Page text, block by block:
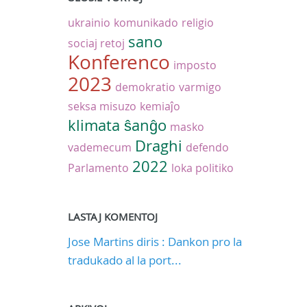
ukrainio komunikado religio
sociaj retoj sano
Konferenco imposto
2023 demokratio varmigo
seksa misuzo kemiaĵo
klimata ŝanĝo masko
vademecum Draghi defendo
Parlamento 2022 loka politiko
LASTAJ KOMENTOJ
Jose Martins diris : Dankon pro la
tradukado al la port...